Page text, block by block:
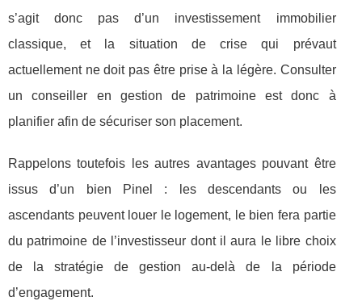
s’agit donc pas d’un investissement immobilier
classique, et la situation de crise qui prévaut
actuellement ne doit pas être prise à la légère. Consulter
un conseiller en gestion de patrimoine est donc à
planifier afin de sécuriser son placement.
Rappelons toutefois les autres avantages pouvant être
issus d’un bien Pinel : les descendants ou les
ascendants peuvent louer le logement, le bien fera partie
du patrimoine de l’investisseur dont il aura le libre choix
de la stratégie de gestion au-delà de la période
d’engagement.